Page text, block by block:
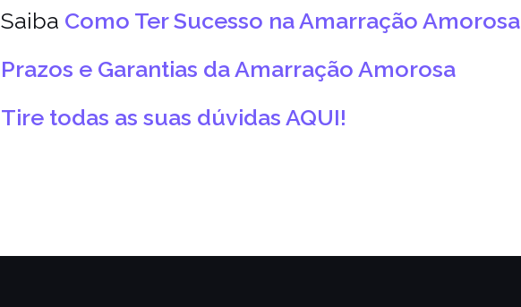
Saiba Como Ter Sucesso na Amarração Amorosa
Prazos e Garantias da Amarração Amorosa
Tire todas as suas dúvidas AQUI!